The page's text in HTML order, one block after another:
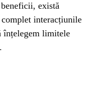
există
interacțiunile
înțelegem limitele